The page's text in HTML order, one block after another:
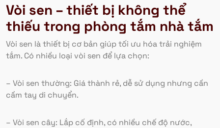
Vòi sen – thiết bị không thể
thiếu trong phòng tắm nhà tắm
Vòi sen là thiết bị cơ bản giúp tối ưu hóa trải nghiệm
tắm. Có nhiều loại vòi sen để lựa chọn:
– Vòi sen thường: Giá thành rẻ, dễ sử dụng nhưng cần
cầm tay di chuyển.
– Vòi sen cây: Lắp cố định, có nhiều chế độ nước,